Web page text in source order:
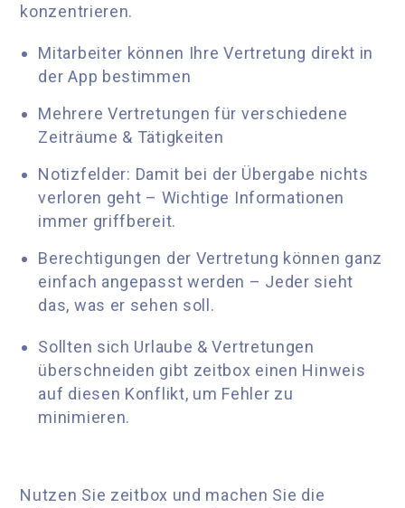
konzentrieren.
Mitarbeiter können Ihre Vertretung direkt in
der App bestimmen
Mehrere Vertretungen für verschiedene
Zeiträume & Tätigkeiten
Notizfelder: Damit bei der Übergabe nichts
verloren geht – Wichtige Informationen
immer griffbereit.
Berechtigungen der Vertretung können ganz
einfach angepasst werden – Jeder sieht
das, was er sehen soll.
Sollten sich Urlaube & Vertretungen
überschneiden gibt zeitbox einen Hinweis
auf diesen Konflikt, um Fehler zu
minimieren.
Nutzen Sie zeitbox und machen Sie die